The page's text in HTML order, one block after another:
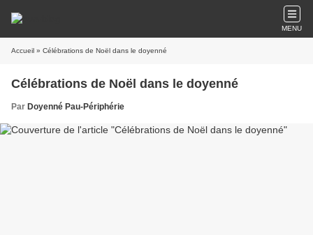
MENU
Accueil » Célébrations de Noël dans le doyenné
Célébrations de Noël dans le doyenné
Par Doyenné Pau-Périphérie